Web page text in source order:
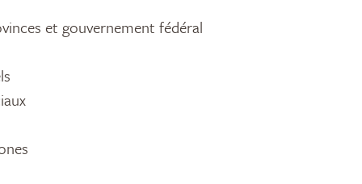
et gouvernement fédéral